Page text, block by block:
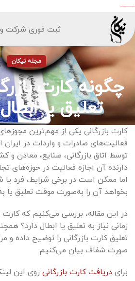
ثبت فوری شرکت و
مجله نیکان
چگونه کارت
تعلیق یا
کارت بازرگانی یکی از مهم‌ترین
فعالیت‌های صادرات و واردات در
توسط اتاق بازرگانی، صنایع، معادن و
دارنده آن اجازه فعالیت در حوزه‌های
اما ممکن است در برخی شرایط، فرد یا
بخواهد آن را به‌صورت موقت تعلیق یا
در این مقاله، بررسی می‌کنیم که
زمانی نیاز به تعلیق یا ابطال دارد؟
تعلیق کارت بازرگانی را توضیح داده و
صورت شفاف بیان می‌کنیم.
برایدریافت کارت بازرگانی روی این